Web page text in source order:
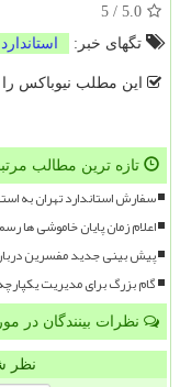
5.0
/
5
تگهای خبر:
استاندارد
این مطلب نیوباکس را
تازه ترین مطالب
سفارش استاندارد تهران به
اعلام زمان پایان خاموشی ها
پیش بینی جدید مفسرین
گام بزرگ برای مدیریت
نظرات بینندگان در
نظر